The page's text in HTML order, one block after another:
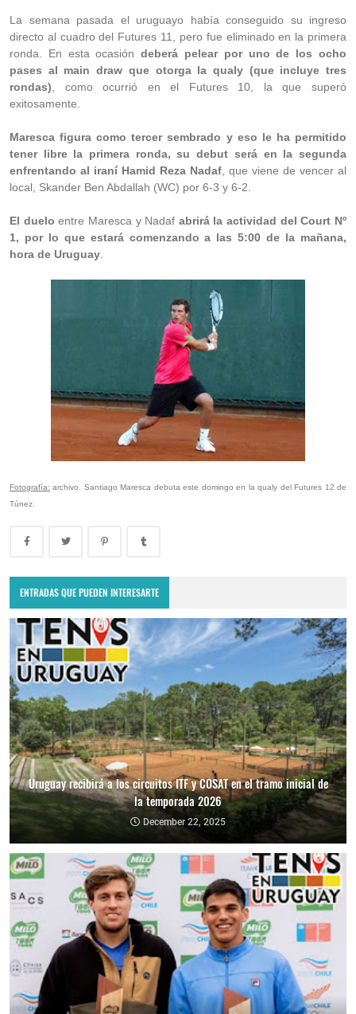
La semana pasada el uruguayo había conseguido su ingreso
directo al cuadro del Futures 11, pero fue eliminado en la primera
ronda. En esta ocasióndeberá pelear por uno de los ocho
pases al main draw que otorga la qualy (que incluye tres
rondas) , como ocurrió en el Futures 10, la que superó
exitosamente.
Maresca figura como tercer sembrado y eso le ha permitido
tener libre la primera ronda, su debut será en la segunda
enfrentando al iraní Hamid Reza Nadaf , que viene de vencer al
local, Skander Ben Abdallah (WC) por 6-3 y 6-2.
El duelo entre Maresca y Nadaf abrirá la actividad del Court Nº
1, por lo que estará comenzando a las 5:00 de la mañana,
hora de Uruguay
Fotografía: archivo. Santiago Maresca debuta este domingo en la qualy del Futures 12 de
Túnez.
ENTRADAS QUE PUEDEN INTERESARTE
Uruguay recibirá a los circuitos ITF y COSAT en el tramo inicial de
la temporada 2026
December 22, 2025